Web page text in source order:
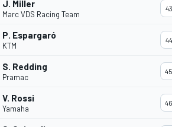
J. Miller
Marc VDS Racing Team
43
P. Espargaró
KTM
44
S. Redding
Pramac
45
V. Rossi
Yamaha
46